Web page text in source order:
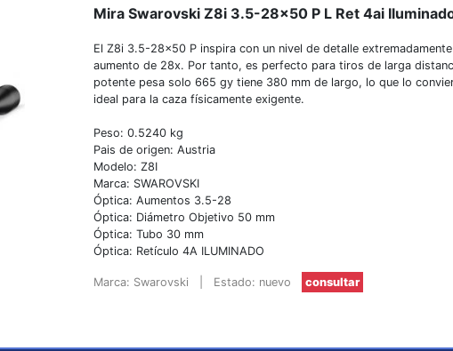
Mira Swarovski Z8i 3.5-28×50 P L Ret 4ai
El Z8i 3.5-28×50 P inspira con un nivel de detalle
aumento de 28x. Por tanto, es perfecto para tiros de larga
potente pesa solo 665 gy tiene 380 mm de largo, lo que lo
ideal para la caza físicamente exigente.
Peso: 0.5240 kg
Pais de origen: Austria
Modelo: Z8I
Marca: SWAROVSKI
Óptica: Aumentos 3.5-28
Óptica: Diámetro Objetivo 50 mm
Óptica: Tubo 30 mm
Óptica: Retículo 4A ILUMINADO
Marca: Swarovski Estado: nuevo consultar